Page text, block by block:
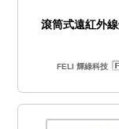
滾筒式遠紅外
FELI 輝綠科技